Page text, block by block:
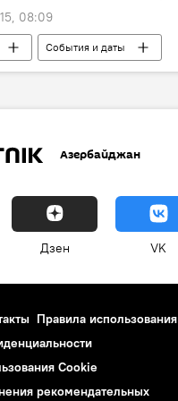
08:09
События и даты
Роль
Арабист
Азербайджан
Дзен VK
Правила использования
Cookie
рекомендательных